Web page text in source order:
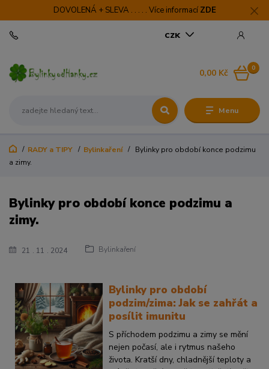
DOVOLENÁ + SLEVA . . . . . Více informací ZDE
Menu
CZK
0
0,00 Kč
RADY a TIPY Bylinkaření
Bylinky pro období konce podzimu
a zimy.
21 11 2024 Bylinkaření
Bylinky pro období konce podzimu a
zimy.
Bylinky pro období
podzim/zima: Jak se zahřát a
posílit imunitu
S příchodem podzimu a zimy se mění
nejen počasí, ale i rytmus našeho
života. Kratší dny, chladnější teploty a